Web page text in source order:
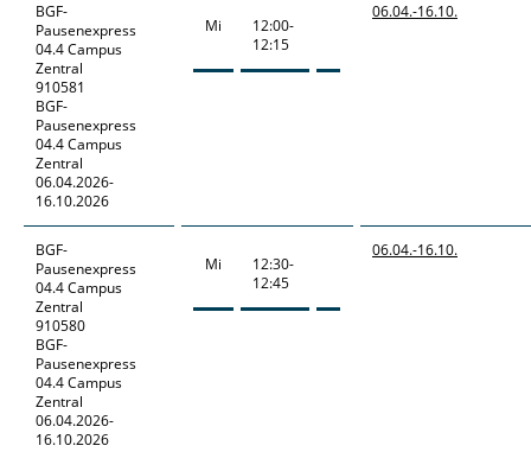
BGF-
Pausenexpress
04.4 Campus
Zentral
910581
BGF-
Pausenexpress
04.4 Campus
Zentral
06.04.2026-
16.10.2026
Mi
12:00-
12:15
06.04.-16.10.
BGF-
Pausenexpress
04.4 Campus
Zentral
910580
BGF-
Pausenexpress
04.4 Campus
Zentral
06.04.2026-
16.10.2026
Mi
12:30-
12:45
06.04.-16.10.